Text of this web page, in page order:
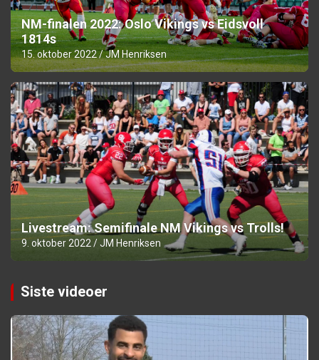
NM-finalen 2022: Oslo Vikings vs Eidsvoll
1814s
15. oktober 2022 JM Henriksen
Livestream: Semifinale NM Vikings vs Trolls!
9. oktober 2022 JM Henriksen
Siste videoer